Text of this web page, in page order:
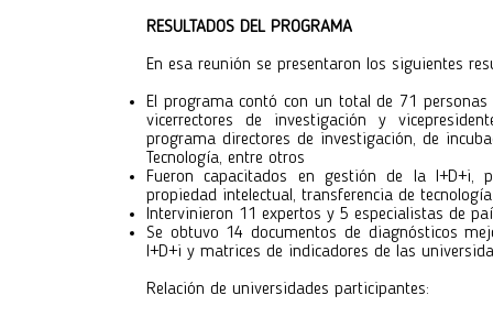
RESULTADOS DEL PROGRAMA
En esa reunión se presentaron los siguientes
El programa contó con un total de 71
vicerrectores de investigación y
programa directores de investigación, de
Tecnología, entre otros
Fueron capacitados en gestión de la I+D+i,
propiedad intelectual, transferencia de
Intervinieron 11 expertos y 5 especialistas de
Se obtuvo 14 documentos de diagnósticos
I+D+i y matrices de indicadores de las
Relación de universidades participantes: